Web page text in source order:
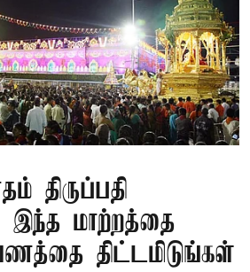
திருப்பதி
இந்த மாற்றத்தை
திட்டமிடுங்கள்